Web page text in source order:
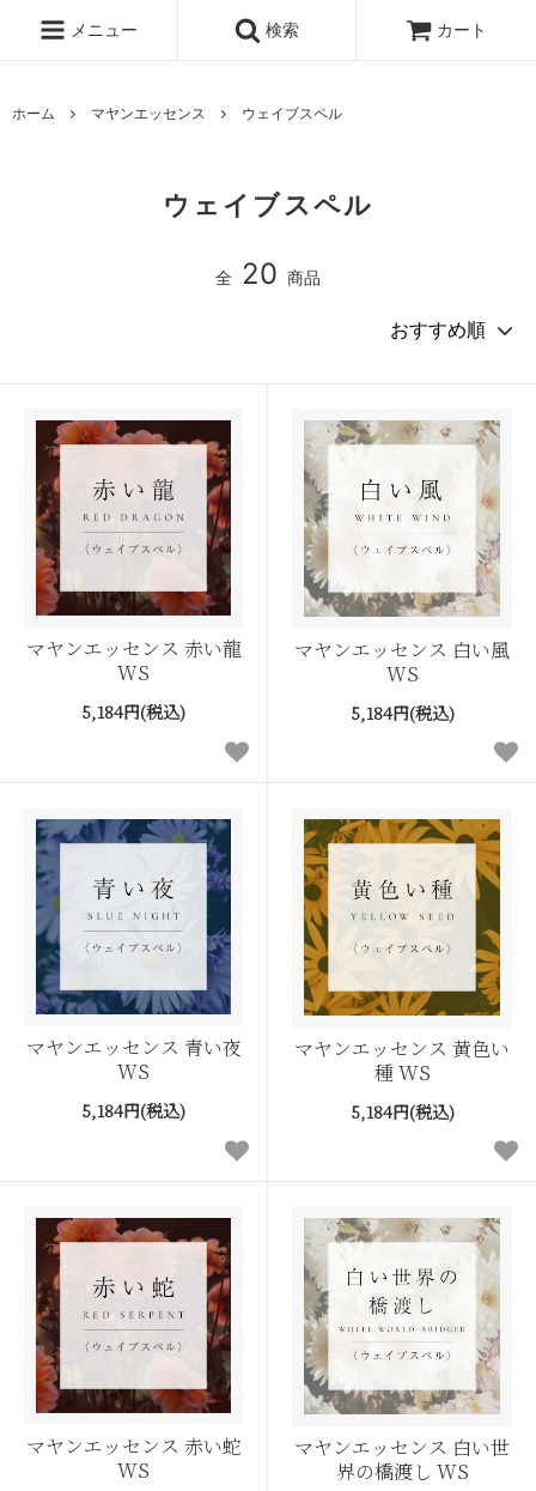
メニュー 検索 カート
ホーム マヤンエッセンス ウェイブスペル
ウェイブスペル
全 20 商品
マヤンエッセンス 赤い龍
WS
5,184円(税込)
マヤンエッセンス 白い風
WS
5,184円(税込)
マヤンエッセンス 青い夜
WS
5,184円(税込)
マヤンエッセンス 黄色い
種 WS
5,184円(税込)
マヤンエッセンス 赤い蛇
WS
マヤンエッセンス 白い世
界の橋渡し WS